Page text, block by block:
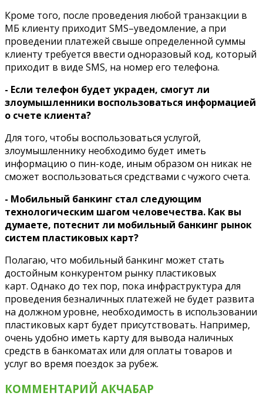
Кроме того, после проведения любой транзакции в
МБ клиенту приходит SMS–уведомление, а при
проведении платежей свыше определенной суммы
клиенту требуется ввести одноразовый код, который
приходит в виде SMS, на номер его телефона.
- Если телефон будет украден, смогут ли
злоумышленники воспользоваться информацией
о счете клиента?
Для того, чтобы воспользоваться услугой,
злоумышленнику необходимо будет иметь
информацию о пин-коде, иным образом он никак не
сможет воспользоваться средствами с чужого счета.
- Мобильный банкинг стал следующим
технологическим шагом человечества. Как вы
думаете, потеснит ли мобильный банкинг рынок
систем пластиковых карт?
Полагаю, что мобильный банкинг может стать
достойным конкурентом рынку пластиковых
карт. Однако до тех пор, пока инфраструктура для
проведения безналичных платежей не будет развита
на должном уровне, необходимость в использовании
пластиковых карт будет присутствовать. Например,
очень удобно иметь карту для вывода наличных
средств в банкоматах или для оплаты товаров и
услуг во время поездок за рубеж.
КОММЕНТАРИЙ АКЧАБАР